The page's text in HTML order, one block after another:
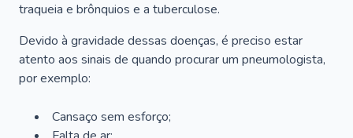
traqueia e brônquios e a tuberculose.
Devido à gravidade dessas doenças, é preciso estar
atento aos sinais de quando procurar um pneumologista,
por exemplo:
Cansaço sem esforço;